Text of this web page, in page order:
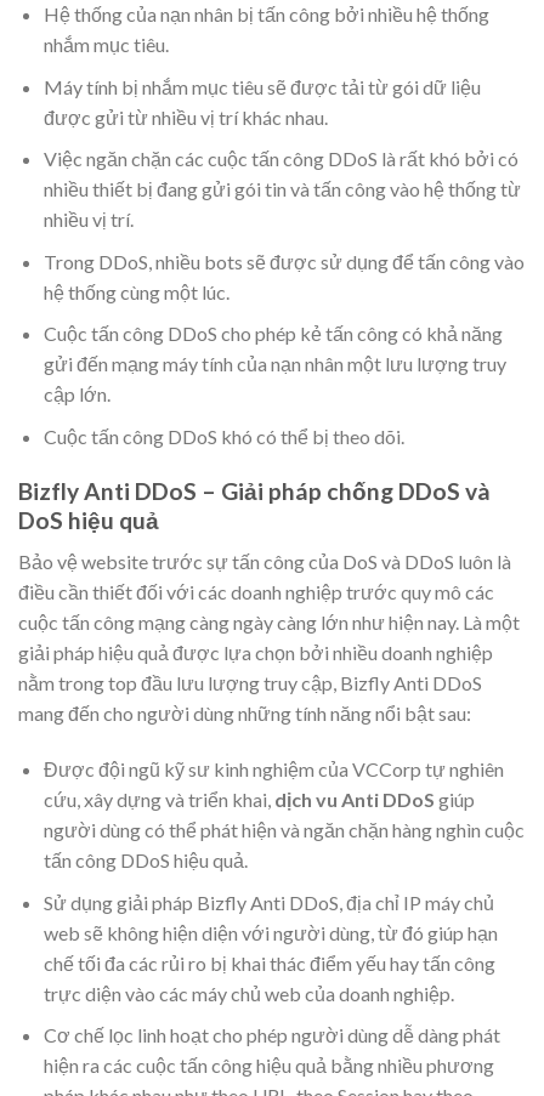
Hệ thống của nạn nhân bị tấn công bởi nhiều hệ thống
nhắm mục tiêu.
Máy tính bị nhắm mục tiêu sẽ được tải từ gói dữ liệu
được gửi từ nhiều vị trí khác nhau.
Việc ngăn chặn các cuộc tấn công DDoS là rất khó bởi có
nhiều thiết bị đang gửi gói tin và tấn công vào hệ thống từ
nhiều vị trí.
Trong DDoS, nhiều bots sẽ được sử dụng để tấn công vào
hệ thống cùng một lúc.
Cuộc tấn công DDoS cho phép kẻ tấn công có khả năng
gửi đến mạng máy tính của nạn nhân một lưu lượng truy
cập lớn.
Cuộc tấn công DDoS khó có thể bị theo dõi.
Bizfly Anti DDoS – Giải pháp chống DDoS và
DoS hiệu quả
Bảo vệ website trước sự tấn công của DoS và DDoS luôn là
điều cần thiết đối với các doanh nghiệp trước quy mô các
cuộc tấn công mạng càng ngày càng lớn như hiện nay. Là một
giải pháp hiệu quả được lựa chọn bởi nhiều doanh nghiệp
nằm trong top đầu lưu lượng truy cập, Bizfly Anti DDoS
mang đến cho người dùng những tính năng nổi bật sau:
Được đội ngũ kỹ sư kinh nghiệm của VCCorp tự nghiên
cứu, xây dựng và triển khai, dịch vu Anti DDoS giúp
người dùng có thể phát hiện và ngăn chặn hàng nghìn cuộc
tấn công DDoS hiệu quả.
Sử dụng giải pháp Bizfly Anti DDoS, địa chỉ IP máy chủ
web sẽ không hiện diện với người dùng, từ đó giúp hạn
chế tối đa các rủi ro bị khai thác điểm yếu hay tấn công
trực diện vào các máy chủ web của doanh nghiệp.
Cơ chế lọc linh hoạt cho phép người dùng dễ dàng phát
hiện ra các cuộc tấn công hiệu quả bằng nhiều phương